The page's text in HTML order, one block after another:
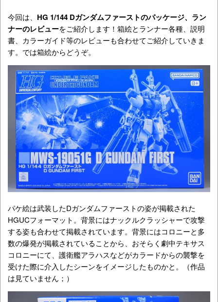
今回は、 HG 1/144 Dガンダムファーストのパッケージ、ラン
ナーのレビューをご紹介します！箱絵とランナー各種、説明
書、カラーガイド等のレビューも合わせてご紹介していきま
す。では箱絵からどうぞ。
パケ絵は武装したDガンダムファーストの姿が掲載された
HGUCフォーマット。背景にはナックルクラッシャーで攻撃
する姿も合わせて掲載されています。背景にはコロニーと多
数の爆発が掲載されていることから、おそらく劇中テキサス
コロニーにて、護衛艦アラハスなどがカラードからの襲撃を
受けた際に介入したシーンをイメージしたものかと。（作品
は見ていません；）